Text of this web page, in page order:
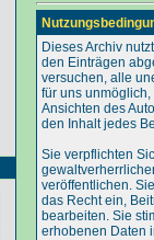
Dieses Archiv
den Einträgen
versuchen, alle
für uns
Ansichten des
den Inhalt jedes
Sie verpflichten
veröffentlichen.
das Recht ein,
bearbeiten. Sie
erhobenen Daten